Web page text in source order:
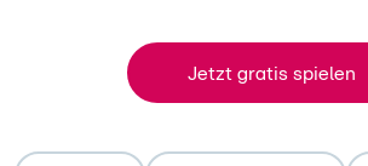
Jetzt gratis spielen